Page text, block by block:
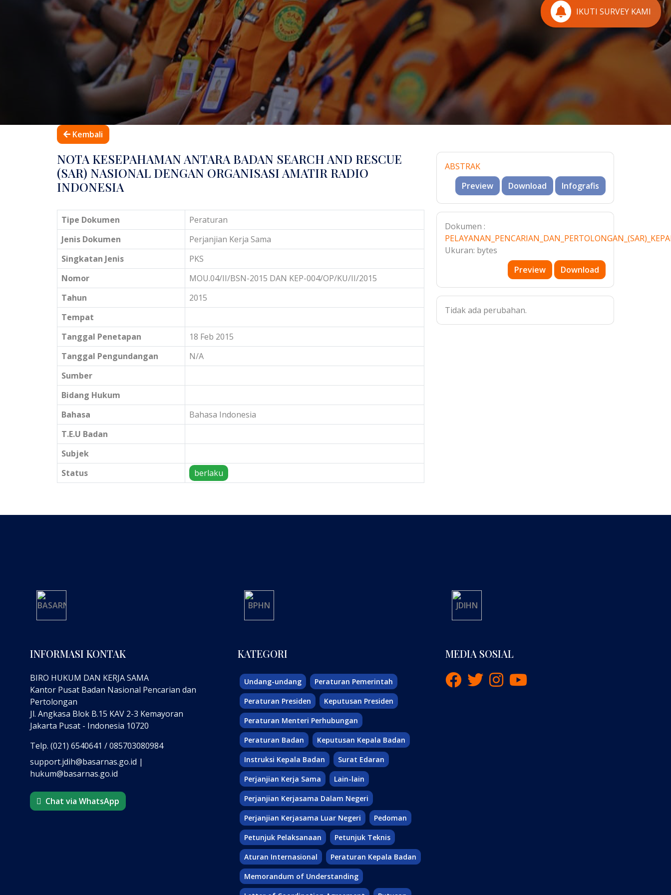
Kembali
NOTA KESEPAHAMAN ANTARA BADAN SEARCH AND RESCUE
(SAR) NASIONAL DENGAN ORGANISASI AMATIR RADIO
INDONESIA
Tipe Dokumen
Peraturan
Jenis Dokumen
Perjanjian Kerja Sama
Singkatan Jenis
PKS
Nomor
MOU.04/II/BSN-2015 DAN KEP-004/OP/KU/II/2015
Tahun
2015
Tempat
Tanggal Penetapan
18 Feb 2015
Tanggal Pengundangan
N/A
Sumber
Bidang Hukum
Bahasa
Bahasa Indonesia
T.E.U Badan
Subjek
Status
berlaku
ABSTRAK
Preview
Download Infografis
Dokumen :
Ukuran: bytes
Preview
Download
Tidak ada perubahan.
INFORMASI KONTAK
BIRO HUKUM DAN KERJA SAMA
Kantor Pusat Badan Nasional Pencarian dan
Pertolongan
Jl. Angkasa Blok B.15 KAV 2-3 Kemayoran
Jakarta Pusat - Indonesia 10720
Telp. (021) 6540641 / 085703080984
support.jdih@basarnas.go.id |
hukum@basarnas.go.id
Chat via WhatsApp
KATEGORI
Undang-undang Peraturan Pemerintah
Peraturan Presiden Keputusan Presiden
Peraturan Menteri Perhubungan
Peraturan Badan Keputusan Kepala Badan
Instruksi Kepala Badan Surat Edaran
Perjanjian Kerja Sama Lain-lain
Perjanjian Kerjasama Dalam Negeri
Perjanjian Kerjasama Luar Negeri Pedoman
Petunjuk Pelaksanaan Petunjuk Teknis
Aturan Internasional Peraturan Kepala Badan
Memorandum of Understanding
MEDIA SOSIAL
IKUTI SURVEY KAMI